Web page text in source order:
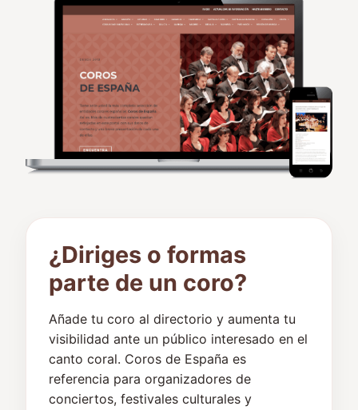
¿Diriges o formas
parte de un coro?
Añade tu coro al directorio y aumenta tu
visibilidad ante un público interesado en el
canto coral. Coros de España es
referencia para organizadores de
conciertos, festivales culturales y